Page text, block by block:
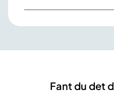
Fant du det